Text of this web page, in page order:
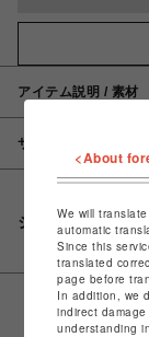
アイテム説明 / 素材
サイズ
シェアする
<About
We will
automatic
Since this
translated
page before
In addition, we
indirect
understanding